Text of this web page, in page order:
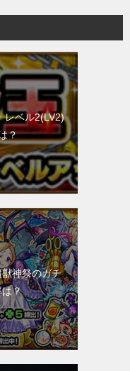
レベル2(LV2)
？
神祭のガチ
は？